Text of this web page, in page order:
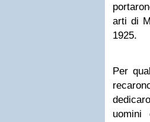
arti di
1925.
Per
uomini